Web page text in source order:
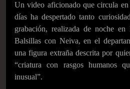
Un video aficionado que circula
días ha despertado tanto
grabación, realizada de noche en
Balsillas con Neiva, en el
una figura extraña descrita por
“criatura con rasgos humanos
inusual”.